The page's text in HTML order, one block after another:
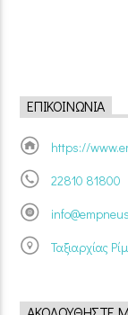
ΕΠΙΚΟΙΝΩΝΊΑ
https://
22810 81800
Ταξιαρχίας